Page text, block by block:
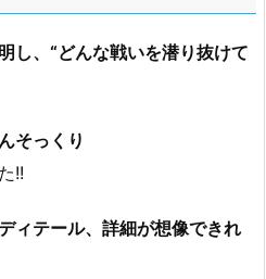
し、“どんな戦いを潜り抜けて
そっくり
!!
ィテール、詳細が想像できれ